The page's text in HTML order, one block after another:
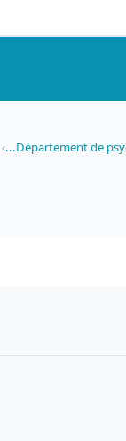
Département de